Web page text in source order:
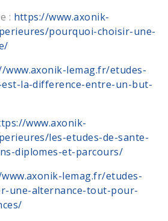
: https://www.axonik-
pourquoi-choisir-une-
www.axonik-lemag.fr/etudes-
la-difference-entre-un-but-
www.axonik-
les-etudes-de-sante-
diplomes-et-parcours/
lemag.fr/etudes-
une-alternance-tout-pour-